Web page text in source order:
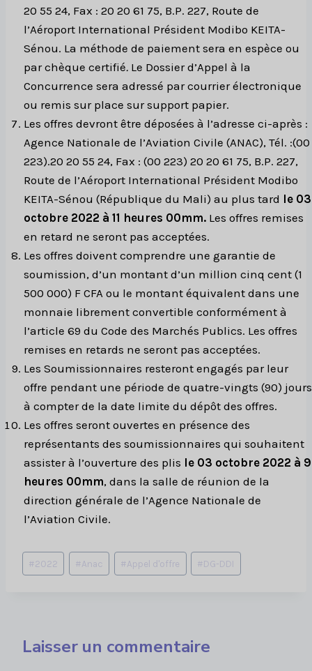
20 55 24, Fax : 20 20 61 75, B.P. 227, Route de
l’Aéroport International Président Modibo KEITA-
Sénou. La méthode de paiement sera en espèce ou
par chèque certifié. Le Dossier d’Appel à la
Concurrence sera adressé par courrier électronique
ou remis sur place sur support papier.
Les offres devront être déposées à l’adresse ci-après :
Agence Nationale de l’Aviation Civile (ANAC), Tél. :(00
223).20 20 55 24, Fax : (00 223) 20 20 61 75, B.P. 227,
Route de l’Aéroport International Président Modibo
KEITA-Sénou (République du Mali) au plus tard le 03
octobre 2022 à 11 heures 00mm. Les offres remises
en retard ne seront pas acceptées.
Les offres doivent comprendre une garantie de
soumission, d’un montant d’un million cinq cent (1
500 000) F CFA ou le montant équivalent dans une
monnaie librement convertible conformément à
l’article 69 du Code des Marchés Publics. Les offres
remises en retards ne seront pas acceptées.
Les Soumissionnaires resteront engagés par leur
offre pendant une période de quatre-vingts (90) jours
à compter de la date limite du dépôt des offres.
Les offres seront ouvertes en présence des
représentants des soumissionnaires qui souhaitent
assister à l’ouverture des plis le 03 octobre 2022 à 9
heures 00mm, dans la salle de réunion de la
direction générale de l’Agence Nationale de
l’Aviation Civile.
Étiquettes
de
#2022 #Anac #Appel d'offre #DG-DDI
Laisser un commentaire